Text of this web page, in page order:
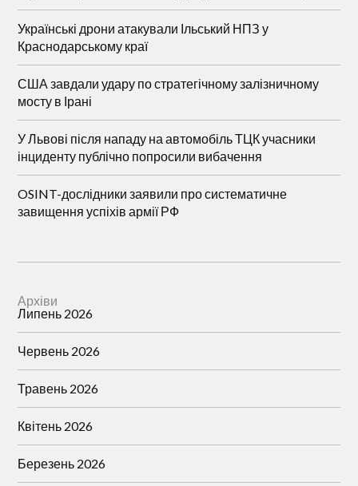
Українські дрони атакували Ільський НПЗ у
Краснодарському краї
США завдали удару по стратегічному залізничному
мосту в Ірані
У Львові після нападу на автомобіль ТЦК учасники
інциденту публічно попросили вибачення
OSINT-дослідники заявили про систематичне
завищення успіхів армії РФ
Архіви
Липень 2026
Червень 2026
Травень 2026
Квітень 2026
Березень 2026